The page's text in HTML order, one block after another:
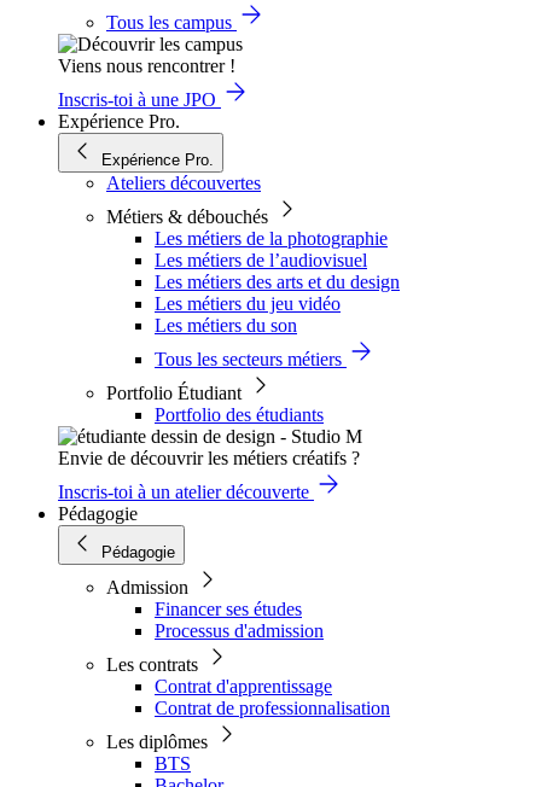
Tous les campus
Viens nous rencontrer !
Inscris-toi à une JPO
Expérience Pro.
Expérience Pro.
Ateliers découvertes
Métiers & débouchés
Les métiers de la photographie
Les métiers de l’audiovisuel
Les métiers des arts et du design
Les métiers du jeu vidéo
Les métiers du son
Tous les secteurs métiers
Portfolio Étudiant
Portfolio des étudiants
Envie de découvrir les métiers créatifs ?
Inscris-toi à un atelier découverte
Pédagogie
Pédagogie
Admission
Financer ses études
Processus d'admission
Les contrats
Contrat d'apprentissage
Contrat de professionnalisation
Les diplômes
BTS